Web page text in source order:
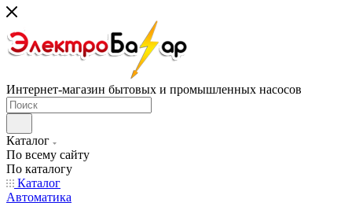
Интернет-магазин бытовых и промышленных насосов
Каталог
По всему сайту
По каталогу
Каталог
Автоматика